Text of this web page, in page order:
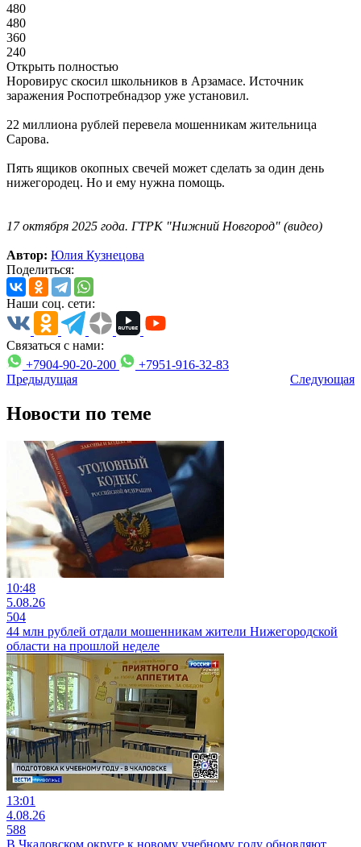
480
480
360
240
Открыть полностью
Норовирус скосил школьников в Арзамасе. Источник
заражения Роспотребнадзор уже установил.
22 миллиона рублей перевела мошенникам жительница
Сарова.
Пять ящиков окопных свечей может сделать за один день
нижегородец. Но и ему нужна помощь.
17 октября 2025 года. ГТРК "Нижний Новгород" (видео)
Автор: Юлия Кузнецова
Поделиться:
Наши соц. сети:
Связаться с нами:
+7904-90-20-200
+7951-916-32-83
Предыдущая
Следующая
Новости по теме
10:48
5.08.26
504
44 млн рублей отдали мошенникам жители Нижегородской
области на прошлой неделе
13:01
4.08.26
588
В Чкаловском округе к новому учебному году обновляют